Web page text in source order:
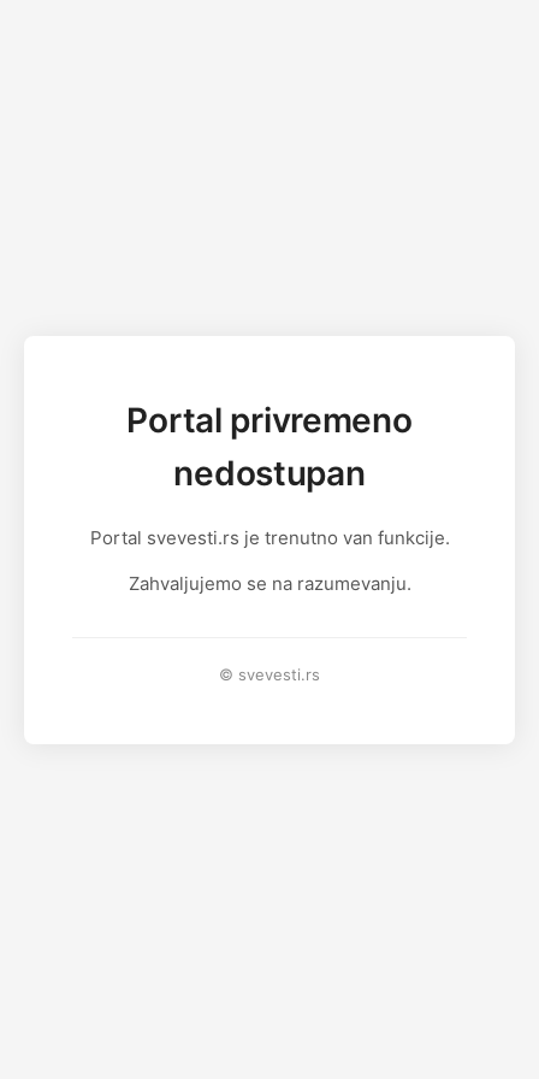
Portal privremeno
nedostupan
Portal svevesti.rs je trenutno van funkcije.
Zahvaljujemo se na razumevanju.
© svevesti.rs